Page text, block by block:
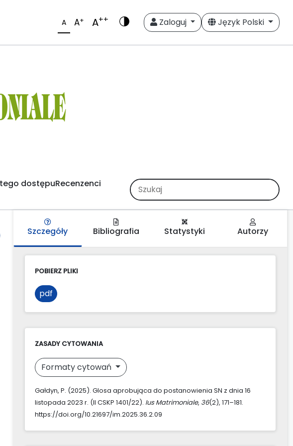
A A+ A++ Zaloguj Język Polski
dostępuRecenzenci
Szczegóły Bibliografia Statystyki Autorzy
POBIERZ PLIKI
pdf
ZASADY CYTOWANIA
Formaty cytowań
Gałdyn, P. (2025). Glosa aprobująca do postanowienia SN z dnia 16
listopada 2023 r. (II CSKP 1401/22). Ius Matrimoniale, 36(2), 171–181.
https://doi.org/10.21697/im.2025.36.2.09